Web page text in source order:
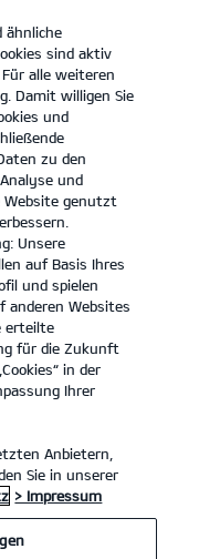
KONTAKT
/ Angebot
Konfigurator
ähnliche
sind aktiv
alle weiteren
Damit willigen Sie
und
zu den
und
Website genutzt
Unsere
auf Basis Ihres
und spielen
anderen Websites
erteilte
für die Zukunft
in der
Ihrer
Anbietern,
Sie in unserer
> Impressum